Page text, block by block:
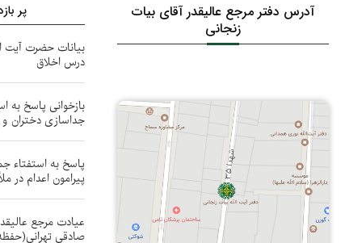
آدرس دفتر مرجع عالیقدر آقای بیات
زنجانی
پر
بیانات حضرت آیت
درس اخلاق
بازخوانی پاسخ به
جداسازی دختران
پاسخ به استفتاء
پیرامون اعدام در
عیادت مرجع
صادقی